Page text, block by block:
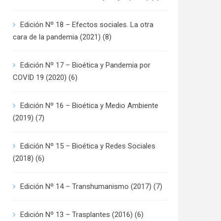
Edición Nº 18 – Efectos sociales. La otra
cara de la pandemia (2021) (8)
Edición Nº 17 – Bioética y Pandemia por
COVID 19 (2020) (6)
Edición Nº 16 – Bioética y Medio Ambiente
(2019) (7)
Edición Nº 15 – Bioética y Redes Sociales
(2018) (6)
Edición Nº 14 – Transhumanismo (2017) (7)
Edición Nº 13 – Trasplantes (2016) (6)